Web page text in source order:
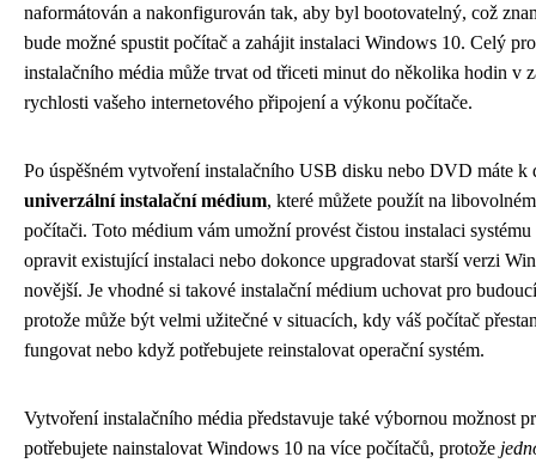
naformátován a nakonfigurován tak, aby byl bootovatelný, což
bude možné spustit počítač a zahájit instalaci Windows 10. Celý
instalačního média může trvat od třiceti minut do několika hodin v
rychlosti vašeho internetového připojení a výkonu počítače.
Po úspěšném vytvoření instalačního USB disku nebo DVD máte k
univerzální instalační médium, které můžete použít na
počítači. Toto médium vám umožní provést čistou instalaci
opravit existující instalaci nebo dokonce upgradovat starší verzi
novější. Je vhodné si takové instalační médium uchovat pro
protože může být velmi užitečné v situacích, kdy váš počítač
fungovat nebo když potřebujete reinstalovat operační systém.
Vytvoření instalačního média představuje také výbornou možnost
potřebujete nainstalovat Windows 10 na více počítačů, protože